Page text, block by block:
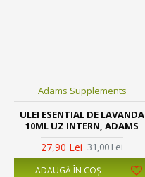
Adams Supplements
ULEI ESENTIAL DE LAVANDA
10ML UZ INTERN, ADAMS
27,90 Lei 31,00 Lei
ADAUGĂ ÎN COŞ